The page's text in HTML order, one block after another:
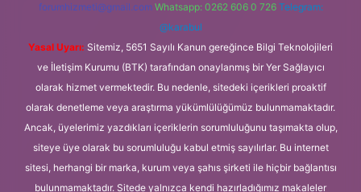
forumhizmeti@gmail.com Whatsapp: 0262 606 0 726 Telegram:
@karabul
Yasal Uyarı: Sitemiz, 5651 Sayılı Kanun gereğince Bilgi Teknolojileri
ve İletişim Kurumu (BTK) tarafından onaylanmış bir Yer Sağlayıcı
olarak hizmet vermektedir. Bu nedenle, sitedeki içerikleri proaktif
olarak denetleme veya araştırma yükümlülüğümüz bulunmamaktadır.
Ancak, üyelerimiz yazdıkları içeriklerin sorumluluğunu taşımakta olup,
siteye üye olarak bu sorumluluğu kabul etmiş sayılırlar. Bu internet
sitesi, herhangi bir marka, kurum veya şahıs şirketi ile hiçbir bağlantısı
bulunmamaktadır. Sitede yalnızca kendi hazırladığımız makaleler